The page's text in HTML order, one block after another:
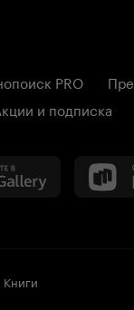
PRO
и подписка
Книги